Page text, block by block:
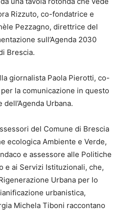
Rizzuto, co-fondatrice e
Pezzagno, direttrice del
sull’Agenda 2030
Brescia.
giornalista Paola Pierotti, co-
la comunicazione in questo
Urbana.
del Comune di Brescia
ecologica Ambiente e Verde,
e assessore alle Politiche
e ai Servizi Istituzionali, che,
Urbana per lo
urbanistica,
Michela Tiboni raccontano